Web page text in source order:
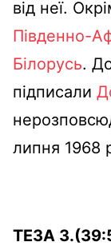
від неї.
Південно-
Білорусь.
підписали
липня 1968
ТЕЗА